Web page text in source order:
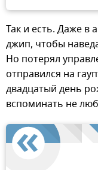
Так и есть. Даже в
джип, чтобы
Но потерял
отправился на
двадцатый день
вспоминать не